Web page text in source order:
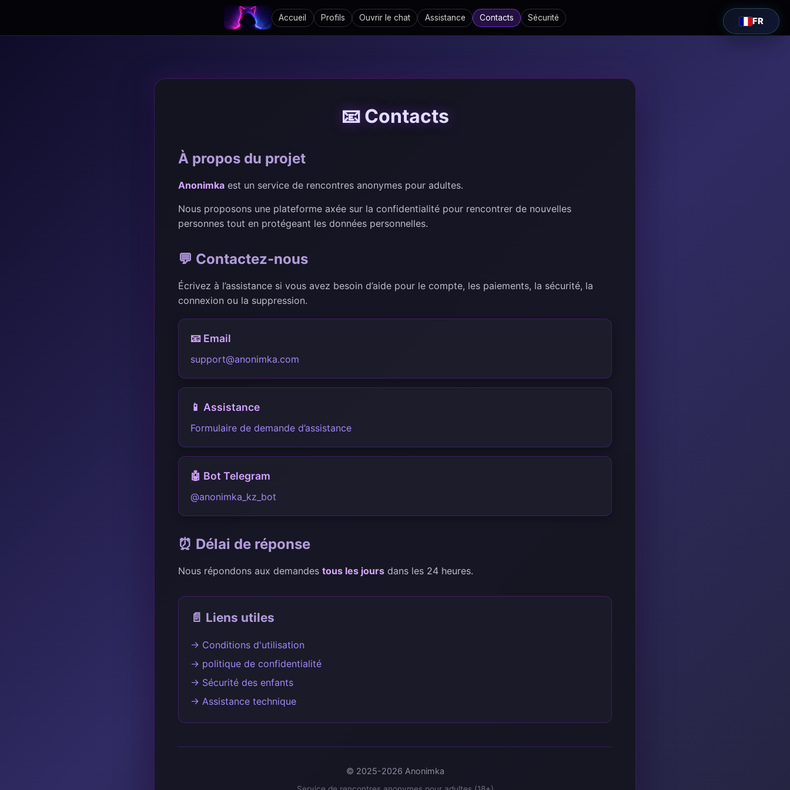
Accueil Profils Ouvrir le chat Assistance Contacts Sécurité FR
📧 Contacts
À propos du projet
Anonimka est un service de rencontres anonymes pour adultes.
Nous proposons une plateforme axée sur la confidentialité pour rencontrer de nouvelles
personnes tout en protégeant les données personnelles.
💬 Contactez-nous
Écrivez à l’assistance si vous avez besoin d’aide pour le compte, les paiements, la sécurité, la
connexion ou la suppression.
📧 Email
support@anonimka.com
📱 Assistance
Formulaire de demande d’assistance
🤖 Bot Telegram
@anonimka_kz_bot
⏰ Délai de réponse
Nous répondons aux demandes tous les jours dans les 24 heures.
📄 Liens utiles
→ Conditions d'utilisation
→ politique de confidentialité
→ Sécurité des enfants
→ Assistance technique
© 2025-2026 Anonimka